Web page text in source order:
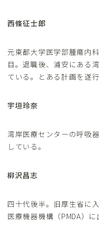
西條征士郎
元東都大学医学部腫瘍内
目。退職後、浦安にある
ている。とある計画を遂行
宇垣玲奈
湾岸医療センターの呼吸
している。
柳沢昌志
四十代後半。旧厚生省に
医療機器機構（PMDA）に